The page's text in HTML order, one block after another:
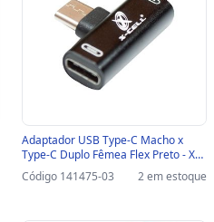
Adaptador USB Type-C Macho x
Type-C Duplo Fêmea Flex Preto - XC-
ADP-30-SINOP-03 - XC-ADP-30
Código 141475-03 2 em estoque